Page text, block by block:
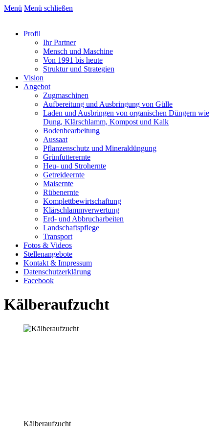
Menü Menü schließen
Profil
Ihr Partner
Mensch und Maschine
Von 1991 bis heute
Struktur und Strategien
Vision
Angebot
Zugmaschinen
Aufbereitung und Ausbringung von Gülle
Laden und Ausbringen von organischen Düngern wie
Dung, Klärschlamm, Kompost und Kalk
Bodenbearbeitung
Aussaat
Pflanzenschutz und Mineraldüngung
Grünfutterernte
Heu- und Strohernte
Getreideernte
Maisernte
Rübenernte
Komplettbewirtschaftung
Klärschlammverwertung
Erd- und Abbrucharbeiten
Landschaftspflege
Transport
Fotos & Videos
Stellenangebote
Kontakt & Impressum
Datenschutzerklärung
Facebook
Kälberaufzucht
Kälberaufzucht